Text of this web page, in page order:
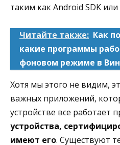
таким как Android SDK
Читайте также: Как
какие программы
фоновом режиме в
Хотя мы этого не видим,
важных приложений,
устройстве все работает
устройства,
имеют его. Существуют